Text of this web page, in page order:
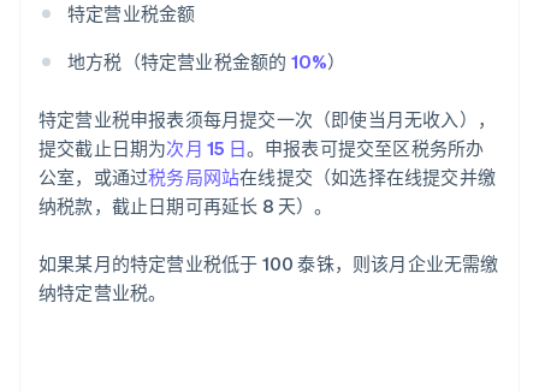
特定营业税金额
地方税（特定营业税金额的 10%）
特定营业税申报表须每月提交一次（即使当月无收入），
提交截止日期为次月 15 日。申报表可提交至区税务所办
公室，或通过税务局网站在线提交（如选择在线提交并缴
纳税款，截止日期可再延长 8 天）。
如果某月的特定营业税低于 100 泰铢，则该月企业无需缴
纳特定营业税。